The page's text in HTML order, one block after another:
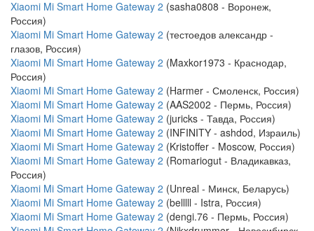
Xiaomi Mi Smart Home Gateway 2 (sasha0808 - Воронеж,
Россия)
Xiaomi Mi Smart Home Gateway 2 (тестоедов александр -
глазов, Россия)
Xiaomi Mi Smart Home Gateway 2 (Maxkor1973 - Краснодар,
Россия)
Xiaomi Mi Smart Home Gateway 2 (Harmer - Смоленск, Россия)
Xiaomi Mi Smart Home Gateway 2 (AAS2002 - Пермь, Россия)
Xiaomi Mi Smart Home Gateway 2 (juricks - Тавда, Россия)
Xiaomi Mi Smart Home Gateway 2 (INFINITY - ashdod, Израиль)
Xiaomi Mi Smart Home Gateway 2 (Kristoffer - Moscow, Россия)
Xiaomi Mi Smart Home Gateway 2 (Romariogut - Владикавказ,
Россия)
Xiaomi Mi Smart Home Gateway 2 (Unreal - Минск, Беларусь)
Xiaomi Mi Smart Home Gateway 2 (belllll - Istra, Россия)
Xiaomi Mi Smart Home Gateway 2 (dengi.76 - Пермь, Россия)